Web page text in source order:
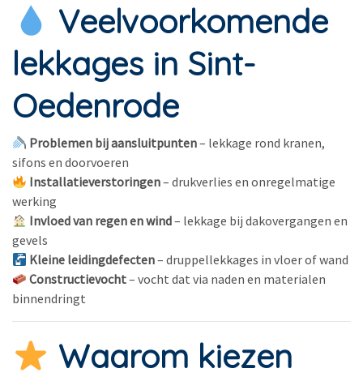
Veelvoorkomende
lekkages in Sint-
Oedenrode
Problemen bij aansluitpunten– lekkage rond kranen,
sifons en doorvoeren
Installatieverstoringen– drukverlies en onregelmatige
werking
Invloed van regen en wind– lekkage bij dakovergangen en
gevels
Kleine leidingdefecten– druppellekkages in vloer of wand
Constructievocht– vocht dat via naden en materialen
binnendringt
Waarom kiezen